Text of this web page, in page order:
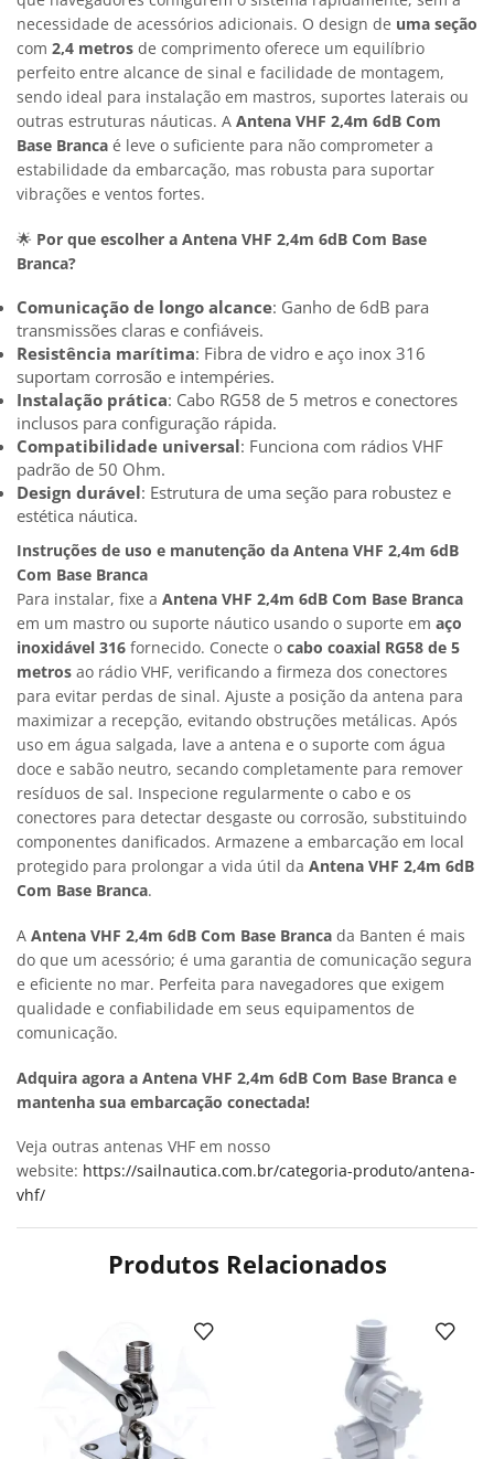
necessidade de acessórios adicionais. O design de uma seção
com 2,4 metros de comprimento oferece um equilíbrio
perfeito entre alcance de sinal e facilidade de montagem,
sendo ideal para instalação em mastros, suportes laterais ou
outras estruturas náuticas. A Antena VHF 2,4m 6dB Com
Base Branca é leve o suficiente para não comprometer a
estabilidade da embarcação, mas robusta para suportar
vibrações e ventos fortes.
🌟 Por que escolher a Antena VHF 2,4m 6dB Com Base
Branca?
Comunicação de longo alcance: Ganho de 6dB para
transmissões claras e confiáveis.
Resistência marítima: Fibra de vidro e aço inox 316
suportam corrosão e intempéries.
Instalação prática: Cabo RG58 de 5 metros e conectores
inclusos para configuração rápida.
Compatibilidade universal: Funciona com rádios VHF
padrão de 50 Ohm.
Design durável: Estrutura de uma seção para robustez e
estética náutica.
Instruções de uso e manutenção da Antena VHF 2,4m 6dB
Com Base Branca
Para instalar, fixe a Antena VHF 2,4m 6dB Com Base Branca
em um mastro ou suporte náutico usando o suporte em aço
inoxidável 316 fornecido. Conecte o cabo coaxial RG58 de 5
metros ao rádio VHF, verificando a firmeza dos conectores
para evitar perdas de sinal. Ajuste a posição da antena para
maximizar a recepção, evitando obstruções metálicas. Após
uso em água salgada, lave a antena e o suporte com água
doce e sabão neutro, secando completamente para remover
resíduos de sal. Inspecione regularmente o cabo e os
conectores para detectar desgaste ou corrosão, substituindo
componentes danificados. Armazene a embarcação em local
protegido para prolongar a vida útil da Antena VHF 2,4m 6dB
Com Base Branca.
A Antena VHF 2,4m 6dB Com Base Branca da Banten é mais
do que um acessório; é uma garantia de comunicação segura
e eficiente no mar. Perfeita para navegadores que exigem
qualidade e confiabilidade em seus equipamentos de
comunicação.
Adquira agora a Antena VHF 2,4m 6dB Com Base Branca e
mantenha sua embarcação conectada!
Veja outras antenas VHF em nosso
website: https://sailnautica.com.br/categoria-produto/antena-
vhf/
Produtos Relacionados